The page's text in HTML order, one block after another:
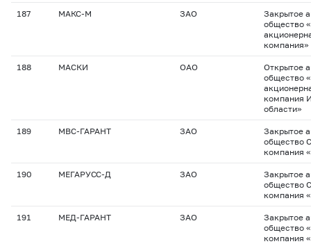
187 МАКС-М ЗАО
Закрытое
общество
компания»
188 МАСКИ ОАО
Открытое
общество
компания
области»
189 МВС-ГАРАНТ ЗАО
Закрытое
общество
компания
190 МЕГАРУСС-Д ЗАО
Закрытое
общество
компания
191 МЕД-ГАРАНТ ЗАО
Закрытое
общество
компания